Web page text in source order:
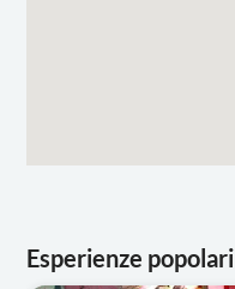
Esperienze